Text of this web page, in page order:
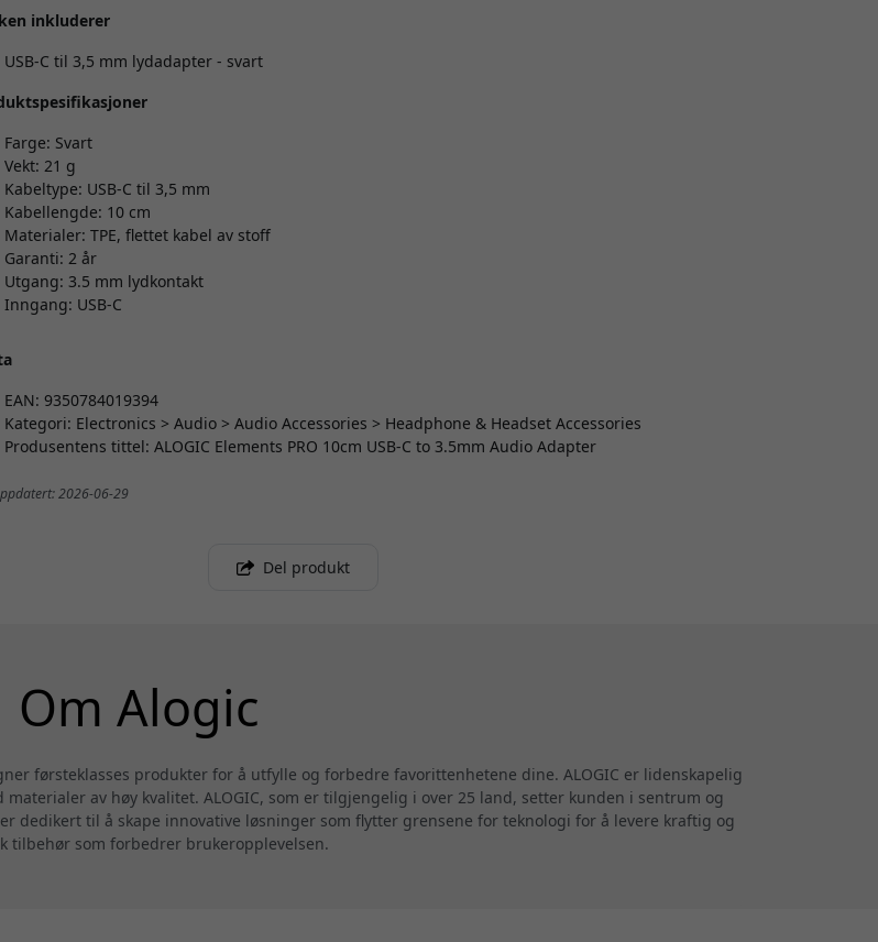
inkluderer
USB-C til 3,5 mm lydadapter - svart
Farge: Svart
Vekt: 21 g
Kabeltype: USB-C til 3,5 mm
Kabellengde: 10 cm
Materialer: TPE, flettet kabel av stoff
Garanti: 2 år
Utgang: 3.5 mm lydkontakt
Inngang: USB-C
EAN: 9350784019394
Kategori: Electronics > Audio > Audio Accessories > Headphone & Headset Accessories
Produsentens tittel: ALOGIC Elements PRO 10cm USB-C to 3.5mm Audio Adapter
2026-06-29
Del produkt
Om Alogic
førsteklasses produkter for å utfylle og forbedre favorittenhetene dine. ALOGIC er lidenskapelig
av høy kvalitet. ALOGIC, som er tilgjengelig i over 25 land, setter kunden i sentrum og
dedikert til å skape innovative løsninger som flytter grensene for teknologi for å levere kraftig og
tilbehør som forbedrer brukeropplevelsen.